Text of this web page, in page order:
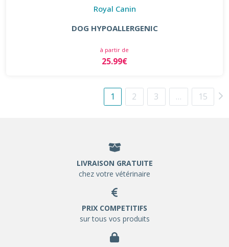
Royal Canin
DOG HYPOALLERGENIC
à partir de
25.99€
1 2 3 … 15
LIVRAISON GRATUITE
chez votre vétérinaire
PRIX COMPETITIFS
sur tous vos produits